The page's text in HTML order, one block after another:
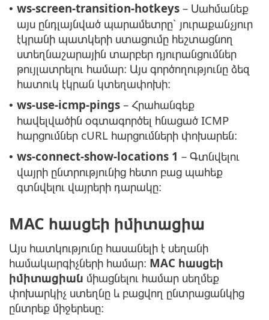
• ws-screen-transition-hotkeys – Սահմանեք
այս ընդլայնված պարամետրը՝ յուրաքանչյուր
էկրանի պատկերի ստացումը հեշտացնող
ստեղնաշարային տարբեր դյուրանցումներ
թույլատրելու համար։ Այս գործողությունը ձեզ
հատուկ էկրան կտեղափոխի։
• ws-use-icmp-pings – Հրահանգեք
հավելվածին օգտագործել հնացած ICMP
հարցումներ cURL հարցումների փոխարեն։
• ws-connect-show-locations 1 – Գտնվելու
վայրի ընտրությունից հետո բաց պահեք
գտնվելու վայրերի դարակը։
MAC հասցեի իմիտացիա
Այս հատկությունը հասանելի է սեղանի
համակարգիչների համար։ MAC հասցեի
իմիտացիան միացնելու համար սեղմեք
փոխարկիչ ստեղնը և բացվող ընտրացանկից
ընտրեք միջերեսը։